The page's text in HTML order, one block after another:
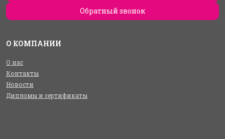
Обратный звонок
О КОМПАНИИ
О нас
Контакты
Новости
Дипломы и сертификаты